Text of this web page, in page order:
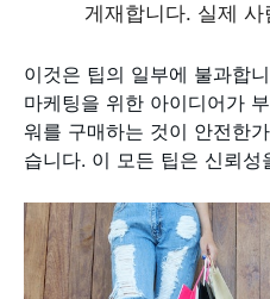
게재합니다. 실제 사
이것은 팁의 일부에 불과합
마케팅을 위한 아이디어가
워를 구매하는 것이 안전한
습니다. 이 모든 팁은 신뢰성